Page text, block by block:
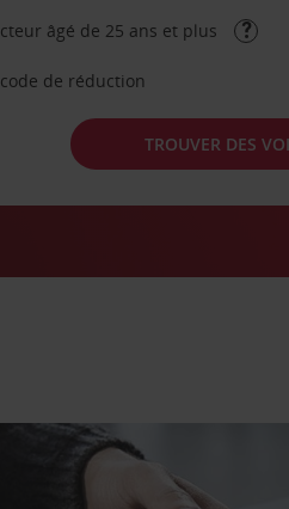
âgé de 25 ans et plus
code de réduction
TROUVER DES